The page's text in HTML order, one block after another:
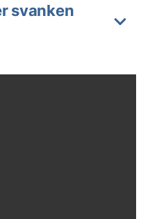
svanken